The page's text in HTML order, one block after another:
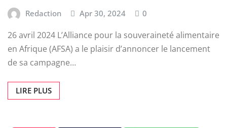
Redaction Apr 30, 2024 0
26 avril 2024 L’Alliance pour la souveraineté alimentaire
en Afrique (AFSA) a le plaisir d’annoncer le lancement
de sa campagne…
LIRE PLUS